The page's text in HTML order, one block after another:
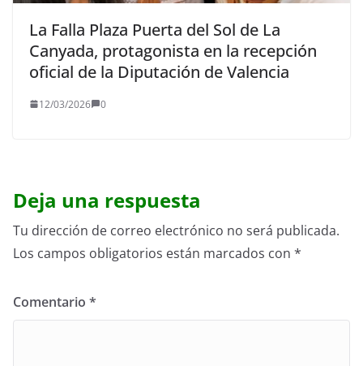
La Falla Plaza Puerta del Sol de La
Canyada, protagonista en la recepción
oficial de la Diputación de Valencia
12/03/2026 0
Deja una respuesta
Tu dirección de correo electrónico no será publicada.
Los campos obligatorios están marcados con *
Comentario *